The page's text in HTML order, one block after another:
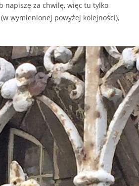
napiszę za chwilę, więc tu tylko
wymienionej powyżej kolejności),